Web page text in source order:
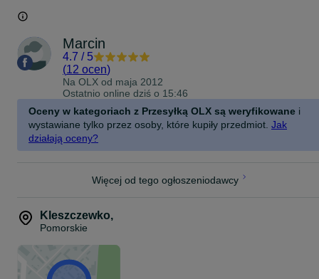
Marcin
4.7 / 5
(12 ocen)
Na OLX od maja 2012
Ostatnio online dziś o 15:46
Oceny w kategoriach z Przesyłką OLX są weryfikowane i
wystawiane tylko przez osoby, które kupiły przedmiot. Jak
działają oceny?
Więcej od tego ogłoszeniodawcy
Kleszczewko,
Pomorskie